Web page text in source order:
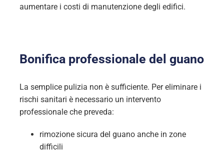
aumentare i costi di manutenzione degli edifici.
Bonifica professionale del guano
La semplice pulizia non è sufficiente. Per eliminare i
rischi sanitari è necessario un intervento
professionale che preveda:
rimozione sicura del guano anche in zone
difficili